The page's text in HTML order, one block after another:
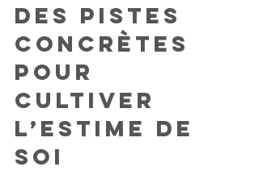
Des pistes
concrètes
pour
cultiver
l’estime de
soi